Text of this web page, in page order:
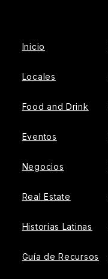
Inicio
Locales
Food and Drink
Eventos
Negocios
Real Estate
Historias Latinas
Guía de Recursos